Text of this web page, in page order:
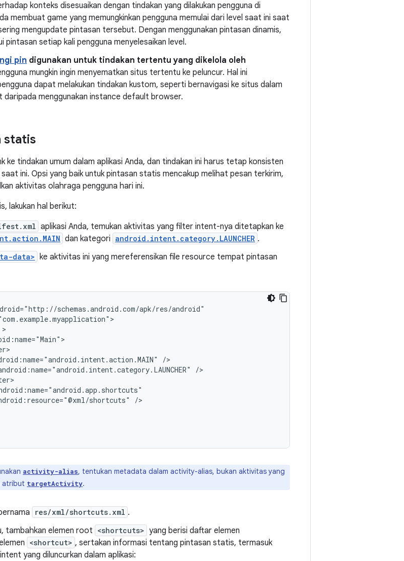
konteks disesuaikan dengan tindakan yang dilakukan pengguna di
membuat game yang memungkinkan pengguna memulai dari level saat ini saat
mengupdate pintasan tersebut. Dengan menggunakan pintasan dinamis,
pintasan setiap kali pengguna menyelesaikan level.
pin digunakan untuk tindakan tertentu yang dikelola oleh
mungkin ingin menyematkan situs tertentu ke peluncur. Hal ini
dapat melakukan tindakan kustom, seperti bernavigasi ke situs dalam
daripada menggunakan instance default browser.
statis
ke tindakan umum dalam aplikasi Anda, dan tindakan ini harus tetap konsisten
ini. Opsi yang baik untuk pintasan statis mencakup melihat pesan terkirim,
aktivitas olahraga pengguna hari ini.
lakukan hal berikut:
aplikasi Anda, temukan aktivitas yang filter intent-nya ditetapkan ke
dan kategori android.intent.category.LAUNCHER .
data> ke aktivitas ini yang mereferensikan file resource tempat pintasan
shortcuts"
activity-alias, tentukan metadata dalam activity-alias, bukan aktivitas yang
atribut targetActivity.
res/xml/shortcuts.xml .
tambahkan elemen root <shortcuts> yang berisi daftar elemen
<shortcut> , sertakan informasi tentang pintasan statis, termasuk
yang diluncurkan dalam aplikasi: